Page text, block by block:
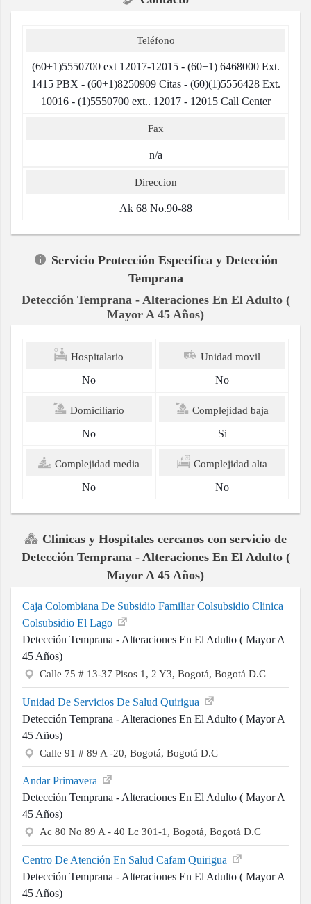
Teléfono
(60+1)5550700 ext 12017-12015 - (60+1) 6468000 Ext.
1415 PBX - (60+1)8250909 Citas - (60)(1)5556428 Ext.
10016 - (1)5550700 ext.. 12017 - 12015 Call Center
Fax
n/a
Direccion
Ak 68 No.90-88
Servicio Protección Especifica y Detección
Temprana
Detección Temprana - Alteraciones En El Adulto (
Mayor A 45 Años)
Hospitalario
No
Unidad movil
No
Domiciliario
No
Complejidad baja
Si
Complejidad media
No
Complejidad alta
No
Clinicas y Hospitales cercanos con servicio de
Detección Temprana - Alteraciones En El Adulto (
Mayor A 45 Años)
Caja Colombiana De Subsidio Familiar Colsubsidio Clinica
Colsubsidio El Lago
Detección Temprana - Alteraciones En El Adulto ( Mayor A
45 Años)
Calle 75 # 13-37 Pisos 1, 2 Y3, Bogotá, Bogotá D.C
Unidad De Servicios De Salud Quirigua
Detección Temprana - Alteraciones En El Adulto ( Mayor A
45 Años)
Calle 91 # 89 A -20, Bogotá, Bogotá D.C
Andar Primavera
Detección Temprana - Alteraciones En El Adulto ( Mayor A
45 Años)
Ac 80 No 89 A - 40 Lc 301-1, Bogotá, Bogotá D.C
Centro De Atención En Salud Cafam Quirigua
Detección Temprana - Alteraciones En El Adulto ( Mayor A
45 Años)